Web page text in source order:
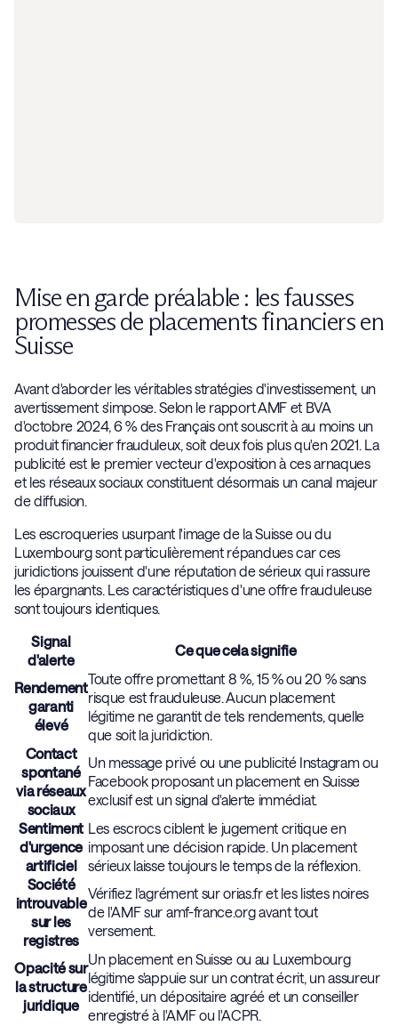
Mise en garde préalable : les fausses
promesses de placements financiers en
Suisse
Avant d'aborder les véritables stratégies d'investissement, un
avertissement s'impose. Selon le rapport AMF et BVA
d'octobre 2024, 6 % des Français ont souscrit à au moins un
produit financier frauduleux, soit deux fois plus qu'en 2021. La
publicité est le premier vecteur d'exposition à ces arnaques
et les réseaux sociaux constituent désormais un canal majeur
de diffusion.
Les escroqueries usurpant l'image de la Suisse ou du
Luxembourg sont particulièrement répandues car ces
juridictions jouissent d'une réputation de sérieux qui rassure
les épargnants. Les caractéristiques d'une offre frauduleuse
sont toujours identiques.
Signal
d'alerte
Ce que cela signifie
Rendement
garanti
élevé
Toute offre promettant 8 %, 15 % ou 20 % sans
risque est frauduleuse. Aucun placement
légitime ne garantit de tels rendements, quelle
que soit la juridiction.
Contact
spontané
via réseaux
sociaux
Un message privé ou une publicité Instagram ou
Facebook proposant un placement en Suisse
exclusif est un signal d'alerte immédiat.
Sentiment
d'urgence
artificiel
Les escrocs ciblent le jugement critique en
imposant une décision rapide. Un placement
sérieux laisse toujours le temps de la réflexion.
Société
introuvable
sur les
registres
Vérifiez l'agrément sur orias.fr et les listes noires
de l'AMF sur amf-france.org avant tout
versement.
Opacité sur
la structure
juridique
Un placement en Suisse ou au Luxembourg
légitime s'appuie sur un contrat écrit, un assureur
identifié, un dépositaire agréé et un conseiller
enregistré à l'AMF ou l'ACPR.